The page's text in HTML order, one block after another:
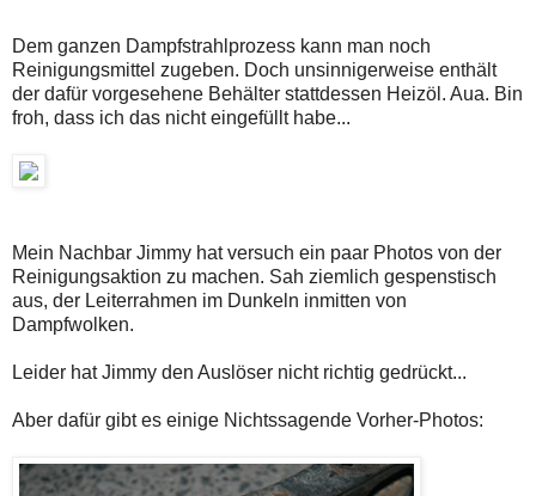
Dem ganzen Dampfstrahlprozess kann man noch
Reinigungsmittel zugeben. Doch unsinnigerweise enthält
der dafür vorgesehene Behälter stattdessen Heizöl. Aua. Bin
froh, dass ich das nicht eingefüllt habe...
Mein Nachbar Jimmy hat versuch ein paar Photos von der
Reinigungsaktion zu machen. Sah ziemlich gespenstisch
aus, der Leiterrahmen im Dunkeln inmitten von
Dampfwolken.
Leider hat Jimmy den Auslöser nicht richtig gedrückt...
Aber dafür gibt es einige Nichtssagende Vorher-Photos: